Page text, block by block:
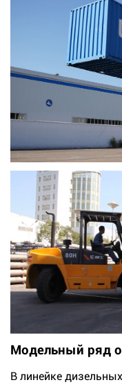
Модельный ряд
В линейке